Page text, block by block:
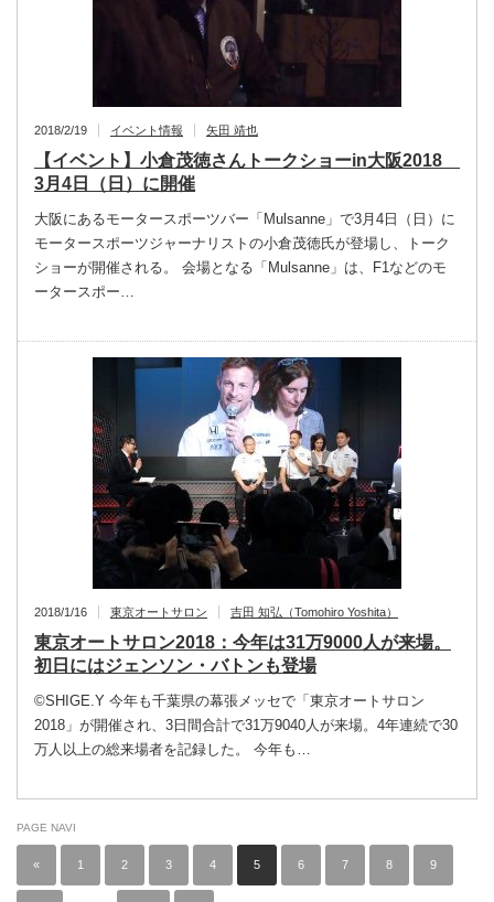
2018/2/19 イベント情報 矢田 靖也
【イベント】小倉茂徳さんトークショーin大阪2018
3月4日（日）に開催
大阪にあるモータースポーツバー「Mulsanne」で3月4日（日）に
モータースポーツジャーナリストの小倉茂徳氏が登場し、トーク
ショーが開催される。 会場となる「Mulsanne」は、F1などのモ
ータースポー…
2018/1/16 東京オートサロン 吉田 知弘（Tomohiro Yoshita）
東京オートサロン2018：今年は31万9000人が来場。
初日にはジェンソン・バトンも登場
©︎SHIGE.Y 今年も千葉県の幕張メッセで「東京オートサロン
2018」が開催され、3日間合計で31万9040人が来場。4年連続で30
万人以上の総来場者を記録した。 今年も…
PAGE NAVI
« 1 2 3 4 5 6 7 8 9